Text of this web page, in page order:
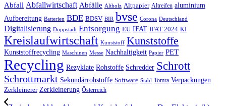
Abfall Abfallwirtschaft Abfälle Altholz Altpapier Altreifen aluminium
Aufbereitung Batterien BDE BDSV BIR bvse Corona Deutschland
Digitalisierung Doppstadt Entsorgung EU IFAT IFAT 2024 KI
Kreislaufwirtschaft Kunststoff Kunststoffe
Kunststoffrecycling Maschinen Messe Nachhaltigkeit Papier PET
Recycling Rezyklate Rohstoffe Schredder Schrott
Schrottmarkt Sekundärrohstoffe Software Stahl Tomra Verpackungen
Zerkleinerer Zerkleinerung Österreich